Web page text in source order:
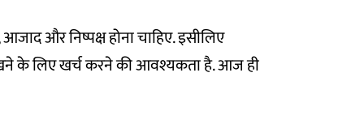
आजाद और निष्पक्ष होना चाहिए. इसीलिए
के लिए खर्च करने की आवश्यकता है. आज ही